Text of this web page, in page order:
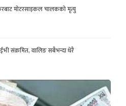
मोटरसाइकल चालकको मृत्यु
संक्रमित, वालिङ सबैभन्दा धेरै